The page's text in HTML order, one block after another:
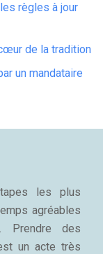
règles à jour
de la tradition
un mandataire
les plus
agréables
Prendre des
un acte très